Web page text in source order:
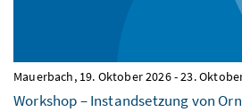
Mauerbach, 19. Oktober 2026-23.
Workshop – Instandsetzung von